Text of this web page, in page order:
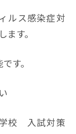
ルス感染症対
す。
す。
校 入試対策